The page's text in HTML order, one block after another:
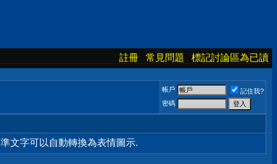
註冊 常見問題 標記討論區為已讀
帳戶
記住我?
密碼
文字可以自動轉換為表情圖示.